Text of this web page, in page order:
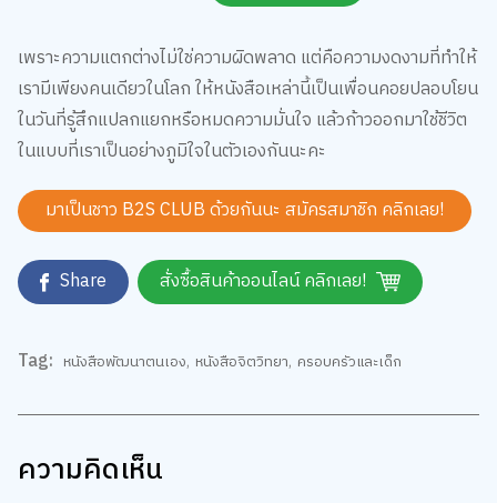
เพราะความแตกต่างไม่ใช่ความผิดพลาด แต่คือความงดงามที่ทำให้
เรามีเพียงคนเดียวในโลก ให้หนังสือเหล่านี้เป็นเพื่อนคอยปลอบโยน
ในวันที่รู้สึกแปลกแยกหรือหมดความมั่นใจ แล้วก้าวออกมาใช้ชีวิต
ในแบบที่เราเป็นอย่างภูมิใจในตัวเองกันนะคะ
มาเป็นชาว B2S CLUB ด้วยกันนะ สมัครสมาชิก คลิกเลย!
Share สั่งซื้อสินค้าออนไลน์ คลิกเลย!
Tag: หนังสือพัฒนาตนเอง, หนังสือจิตวิทยา, ครอบครัวและเด็ก
ความคิดเห็น